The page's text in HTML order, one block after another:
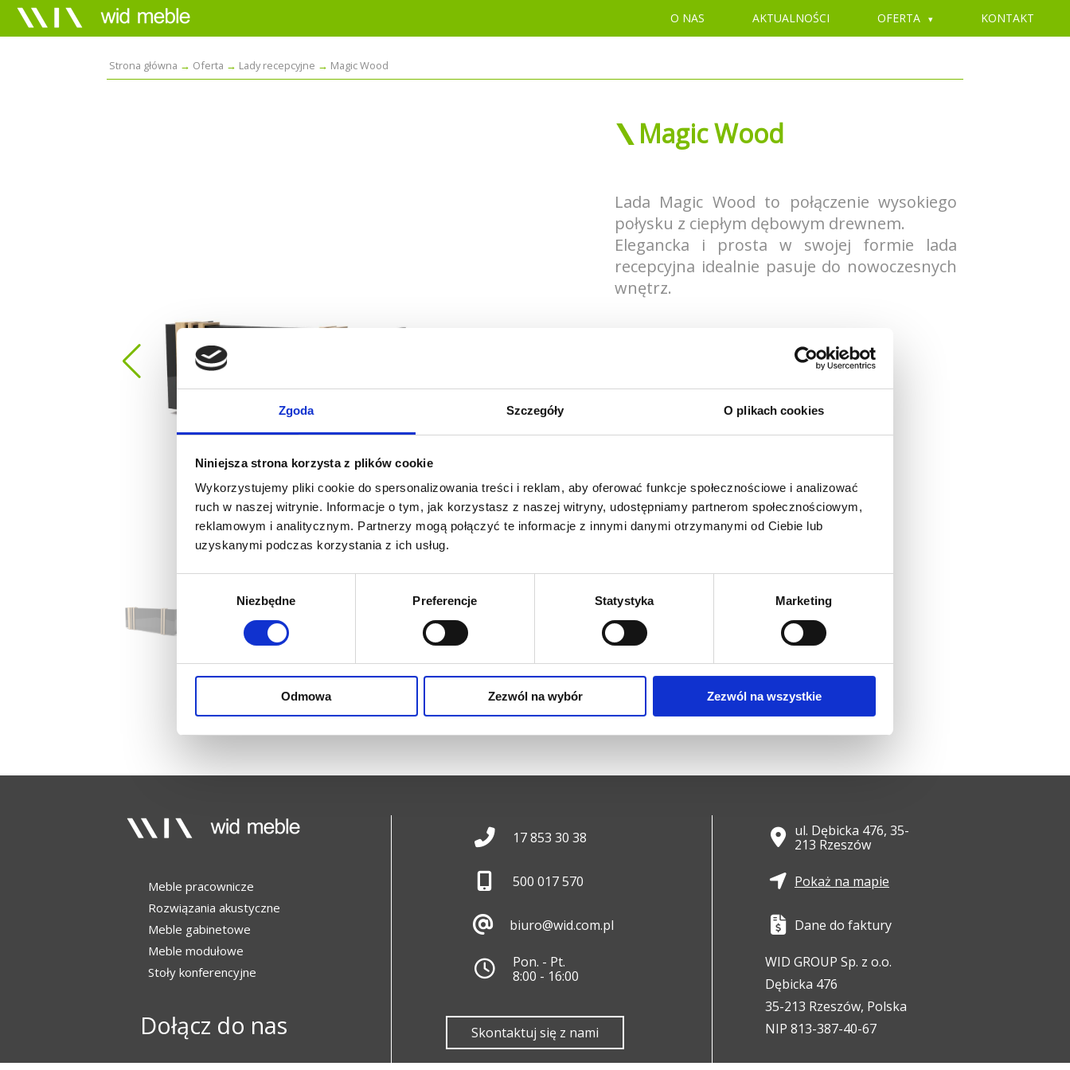
Zgoda Szczegóły O plikach cookies
Niniejsza strona korzysta z plików cookie
Wykorzystujemy pliki cookie do spersonalizowania treści i reklam, aby oferować funkcje społecznościowe i analizować
ruch w naszej witrynie. Informacje o tym, jak korzystasz z naszej witryny, udostępniamy partnerom społecznościowym,
reklamowym i analitycznym. Partnerzy mogą połączyć te informacje z innymi danymi otrzymanymi od Ciebie lub
uzyskanymi podczas korzystania z ich usług.
Niezbędne Preferencje Statystyka Marketing
Odmowa Zezwól na wybór Zezwól na wszystkie
O NAS AKTUALNOŚCI OFERTA KONTAKT
Strona główna Oferta Lady recepcyjne Magic Wood
Magic Wood
Lada Magic Wood to połączenie wysokiego
połysku z ciepłym dębowym drewnem.
Elegancka i prosta w swojej formie lada
recepcyjna idealnie pasuje do nowoczesnych
wnętrz.
Zapytaj o produkt
Meble pracownicze
Rozwiązania akustyczne
Meble gabinetowe
Meble modułowe
Stoły konferencyjne
Dołącz do nas
17 853 30 38
500 017 570
biuro@wid.com.pl
Pon. - Pt.
8:00 - 16:00
Skontaktuj się z nami
ul. Dębicka 476, 35-
213 Rzeszów
Pokaż na mapie
Dane do faktury
WID GROUP Sp. z o.o.
Dębicka 476
35-213 Rzeszów, Polska
NIP 813-387-40-67